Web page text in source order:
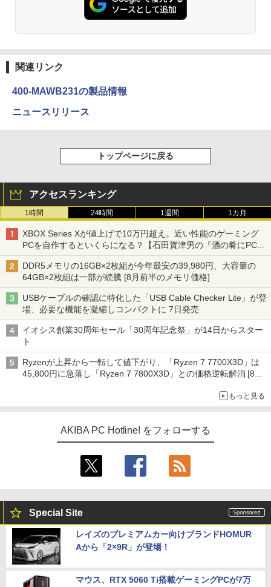
関連リンク
400-MAWB231の製品情報
ニュースリリース
トップページに戻る
アクセスランキング
1時間 24時間 1週間 1カ月
XBOX Series Xが値上げで10万円超え。近い性能のゲーミング
PCを自作するといくらになる？【石田賀津男の『酒の肴にPCゲ
ーム』】
DDR5メモリの16GB×2枚組が今年最安の39,980円、大容量の
64GB×2枚組は一部が続騰 [8月前半のメモリ価格]
USBケーブルの確認に特化した「USB Cable Checker Lite」が登
場、必要な機能を凝縮しコンパクトに 7日発売
イオシス創業30周年セール「30周年記念祭」が14日からスター
ト
Ryzenが上昇から一転して値下がり、「Ryzen 7 7700X3D」は
45,800円に急落し「Ryzen 7 7800X3D」との価格逆転解消 [8月
もっと見る
AKIBA PC Hotline! をフォローする
Special Site
レイズのプレミアムカー向けブランドHOMUR
Aから「2×9R」が登場！
マウス、RTX 5060 Ti搭載ゲーミングPCが7万